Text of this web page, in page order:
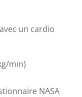
un cardio
min)
NASA